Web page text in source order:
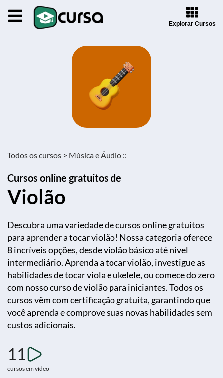
Explorar Cursos
Todos os cursos > Música e Áudio ::
Cursos online gratuitos de
Violão
Descubra uma variedade de cursos online gratuitos
para aprender a tocar violão! Nossa categoria oferece
8 incríveis opções, desde violão básico até nível
intermediário. Aprenda a tocar violão, investigue as
habilidades de tocar viola e ukelele, ou comece do zero
com nosso curso de violão para iniciantes. Todos os
cursos vêm com certificação gratuita, garantindo que
você aprenda e comprove suas novas habilidades sem
custos adicionais.
11
cursos em vídeo